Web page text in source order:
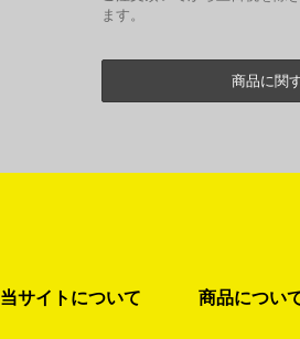
ます。
商品に関
当サイトについて 商品につい